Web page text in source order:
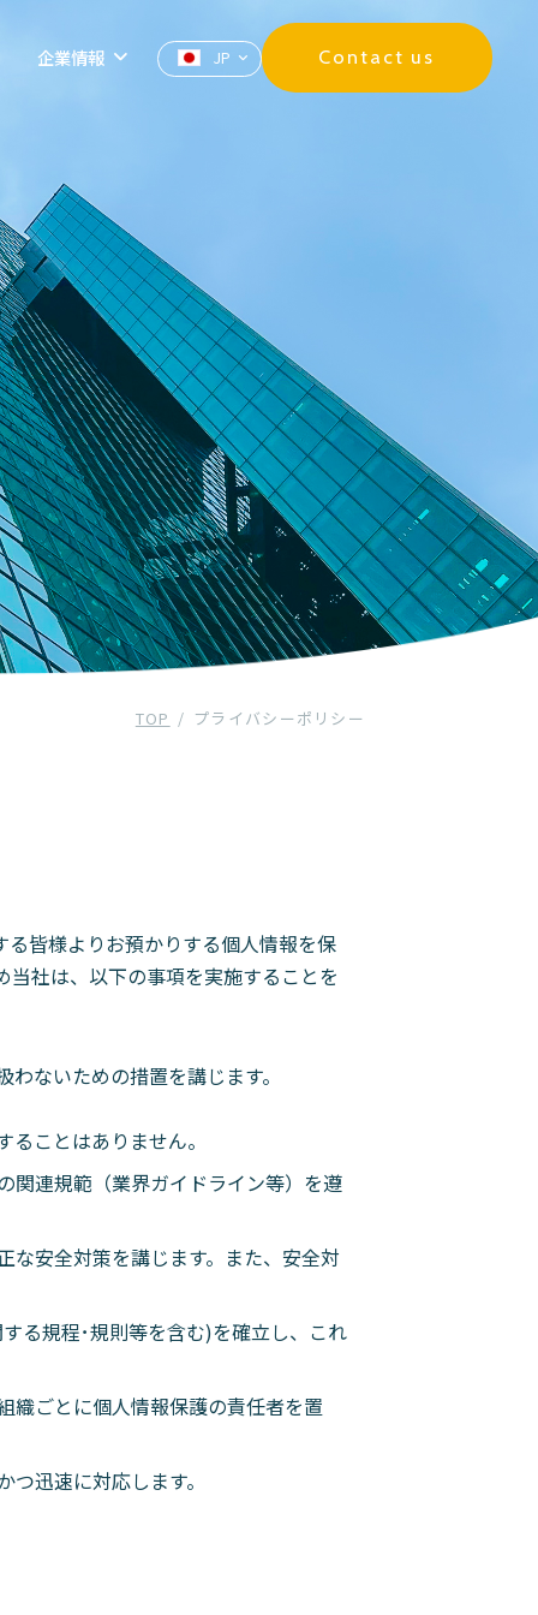
企業情報
JP
EN
ZH
Contact us
TOP プライバシーポリシー
皆様よりお預かりする個人情報を保
社は、以下の事項を実施することを
ないための措置を講じます。
ことはありません。
関連規範（業界ガイドライン等）を遵
な安全対策を講じます。また、安全対
る規程･規則等を含む)を確立し、これ
織ごとに個人情報保護の責任者を置
迅速に対応します。